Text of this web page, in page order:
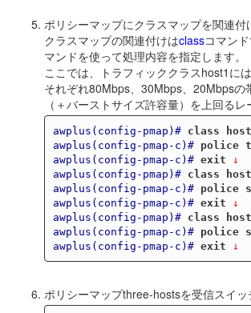
ポリシーマップにクラスマップを関連
クラスマップの関連付けはclassコマン
マンドを使って処理内容を指定します。
ここでは、トラフィッククラスhost1に
それぞれ80Mbps、30Mbps、20Mbps
（＋バーストサイズ許容量）を上回る
awplus(config-pmap)# class
awplus(config-pmap-c)#
police
awplus(config-pmap-c)# exit ↓
awplus(config-pmap)#
class
awplus(config-pmap-c)#
police
awplus(config-pmap-c)# exit ↓
awplus(config-pmap)#
class
awplus(config-pmap-c)#
police
awplus(config-pmap-c)# exit ↓
ポリシーマップthree-hostsを受信スイ